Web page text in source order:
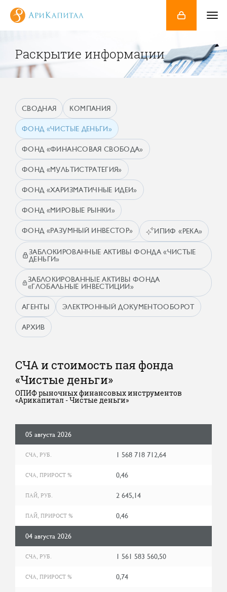
Раскрытие информации
СВОДНАЯ КОМПАНИЯ
ФОНД «ЧИСТЫЕ ДЕНЬГИ»
ФОНД «ФИНАНСОВАЯ СВОБОДА»
ФОНД «МУЛЬТИСТРАТЕГИЯ»
ФОНД «ХАРИЗМАТИЧНЫЕ ИДЕИ»
ФОНД «МИРОВЫЕ РЫНКИ»
ФОНД «РАЗУМНЫЙ ИНВЕСТОР» ИПИФ «РЕКА»
ЗАБЛОКИРОВАННЫЕ АКТИВЫ ФОНДА «ЧИСТЫЕ
ДЕНЬГИ»
ЗАБЛОКИРОВАННЫЕ АКТИВЫ ФОНДА
«ГЛОБАЛЬНЫЕ ИНВЕСТИЦИИ»
АГЕНТЫ ЭЛЕКТРОННЫЙ ДОКУМЕНТООБОРОТ
АРХИВ
СЧА и стоимость пая фонда
«Чистые деньги»
ОПИФ рыночных финансовых инструментов
«Арикапитал - Чистые деньги»
05 августа 2026
СЧА, РУБ. 1 568 718 712,64
СЧА, ПРИРОСТ % 0,46
ПАЙ, РУБ. 2 645,14
ПАЙ, ПРИРОСТ % 0,46
04 августа 2026
СЧА, РУБ. 1 561 583 560,50
СЧА, ПРИРОСТ % 0,74